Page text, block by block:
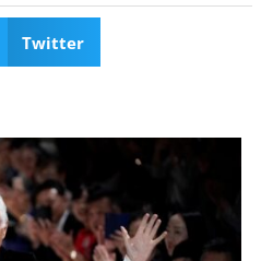
Twitter